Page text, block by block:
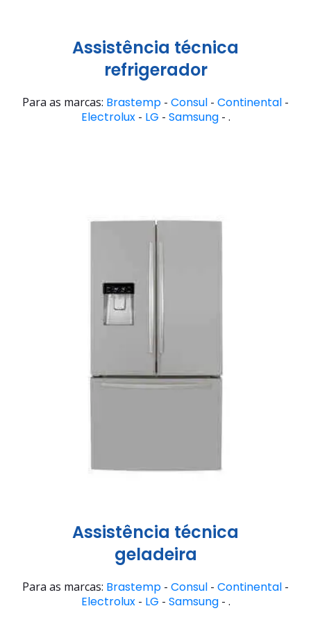
Assistência técnica
refrigerador
Para as marcas: Brastemp - Consul - Continental -
Electrolux- LG - Samsung- .
Assistência técnica
geladeira
Para as marcas: Brastemp - Consul - Continental -
Electrolux- LG - Samsung- .